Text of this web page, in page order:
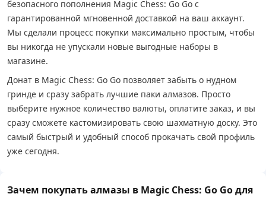
безопасного пополнения Magic Chess: Go Go с
гарантированной мгновенной доставкой на ваш аккаунт.
Мы сделали процесс покупки максимально простым, чтобы
вы никогда не упускали новые выгодные наборы в
магазине.
Донат в Magic Chess: Go Go позволяет забыть о нудном
гринде и сразу забрать лучшие паки алмазов. Просто
выберите нужное количество валюты, оплатите заказ, и вы
сразу сможете кастомизировать свою шахматную доску. Это
самый быстрый и удобный способ прокачать свой профиль
уже сегодня.
Зачем покупать алмазы в Magic Chess: Go Go для